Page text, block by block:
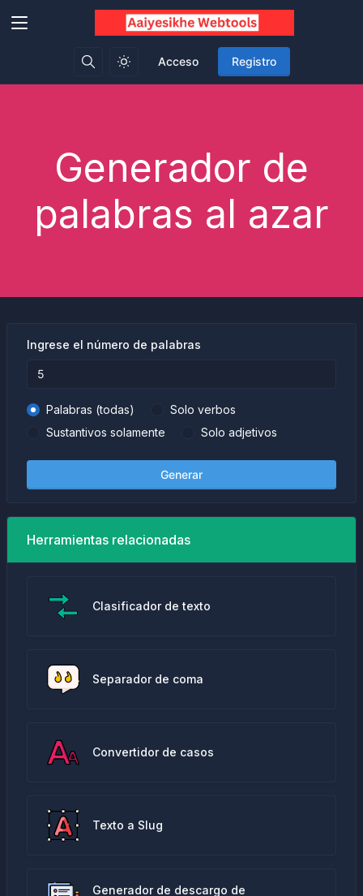
Acceso Registro
Generador de
palabras al azar
Ingrese el número de palabras
Palabras (todas)
Solo verbos
Sustantivos solamente
Solo adjetivos
Generar
Herramientas relacionadas
Clasificador de texto
Separador de coma
Convertidor de casos
Texto a Slug
Generador de descargo de